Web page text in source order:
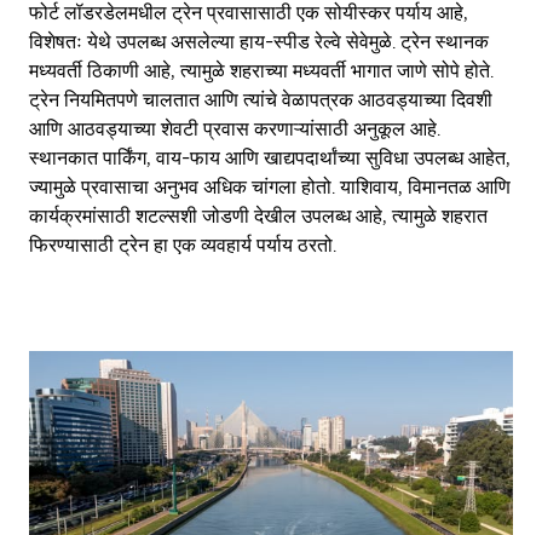
फोर्ट लॉडरडेलमधील ट्रेन प्रवासासाठी एक सोयीस्कर पर्याय आहे,
विशेषतः येथे उपलब्ध असलेल्या हाय-स्पीड रेल्वे सेवेमुळे. ट्रेन स्थानक
मध्यवर्ती ठिकाणी आहे, त्यामुळे शहराच्या मध्यवर्ती भागात जाणे सोपे होते.
ट्रेन नियमितपणे चालतात आणि त्यांचे वेळापत्रक आठवड्याच्या दिवशी
आणि आठवड्याच्या शेवटी प्रवास करणाऱ्यांसाठी अनुकूल आहे.
स्थानकात पार्किंग, वाय-फाय आणि खाद्यपदार्थांच्या सुविधा उपलब्ध आहेत,
ज्यामुळे प्रवासाचा अनुभव अधिक चांगला होतो. याशिवाय, विमानतळ आणि
कार्यक्रमांसाठी शटल्सशी जोडणी देखील उपलब्ध आहे, त्यामुळे शहरात
फिरण्यासाठी ट्रेन हा एक व्यवहार्य पर्याय ठरतो.